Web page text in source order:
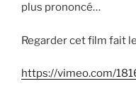
plus prononcé…
Regarder cet film fait
https://vimeo.com/